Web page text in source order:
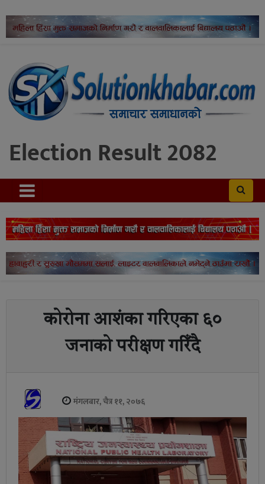
Election Result 2082
कोरोना आशंका गरिएका ६०
जनाको परीक्षण गरिँदै
मंगलबार, चैत्र ११, २०७६